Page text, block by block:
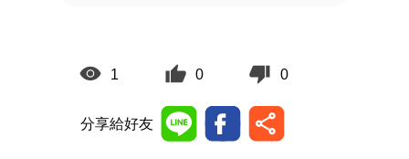
1 0 0
分享給好友